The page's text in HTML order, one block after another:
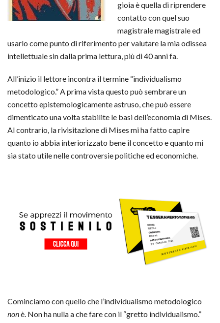
gioia è quella di riprendere
contatto con quel suo
magistrale magistrale ed
usarlo come punto di riferimento per valutare la mia odissea
intellettuale sin dalla prima lettura, più di 40 anni fa.
All’inizio il lettore incontra il termine “individualismo
metodologico.” A prima vista questo può sembrare un
concetto epistemologicamente astruso, che può essere
dimenticato una volta stabilite le basi dell’economia di Mises.
Al contrario, la rivisitazione di Mises mi ha fatto capire
quanto io abbia interiorizzato bene il concetto e quanto mi
sia stato utile nelle controversie politiche ed economiche.
Cominciamo con quello che l’individualismo metodologico
nonè. Non ha nulla a che fare con il “gretto individualismo.”